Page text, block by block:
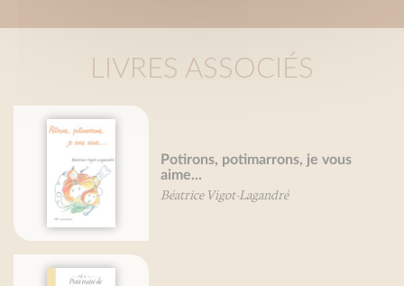
LIVRES ASSOCIÉS
Potirons, potimarrons, je vous
aime...
Béatrice Vigot-Lagandré